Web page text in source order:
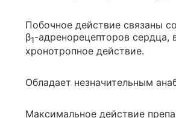
Побочное действие связаны
β1-адренорецепторов сердца,
хронотропное действие.
Обладает незначительным
Максимальное действие